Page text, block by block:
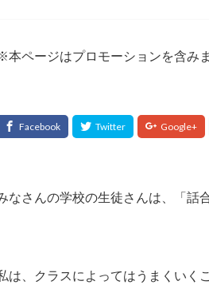
本ページはプロモーションを含みま
なさんの学校の生徒さんは、「話
は、クラスによってはうまくいく